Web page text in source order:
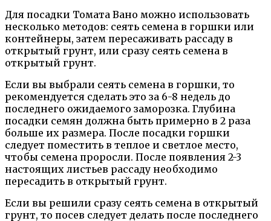
Для посадки Томата Вано можно использовать
несколько методов: сеять семена в горшки или
контейнеры, затем пересаживать рассаду в
открытый грунт, или сразу сеять семена в
открытый грунт.
Если вы выбрали сеять семена в горшки, то
рекомендуется сделать это за 6-8 недель до
последнего ожидаемого заморозка. Глубина
посадки семян должна быть примерно в 2 раза
больше их размера. После посадки горшки
следует поместить в теплое и светлое место,
чтобы семена проросли. После появления 2-3
настоящих листьев рассаду необходимо
пересадить в открытый грунт.
Если вы решили сразу сеять семена в открытый
грунт, то посев следует делать после последнего